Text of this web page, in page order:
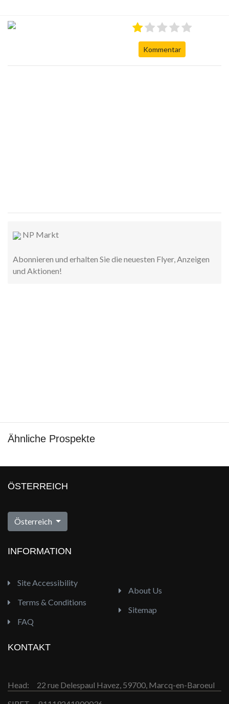
Kommentar
NP Markt
Abonnieren und erhalten Sie die neuesten Flyer, Anzeigen
und Aktionen!
Ähnliche Prospekte
ÖSTERREICH
Österreich
INFORMATION
Site Accessibility
Terms & Conditions
FAQ
About Us
Sitemap
KONTAKT
Head:
22 rue Delespaul Havez, 59700, Marcq-en-Baroeul